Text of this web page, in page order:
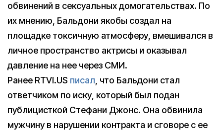
обвинений в сексуальных домогательствах. По
их мнению, Бальдони якобы создал на
площадке токсичную атмосферу, вмешивался в
личное пространство актрисы и оказывал
давление на нее через СМИ.
Ранее RTVI.US писал, что Бальдони стал
ответчиком по иску, который был подан
публицисткой Стефани Джонс. Она обвинила
мужчину в нарушении контракта и сговоре с ее